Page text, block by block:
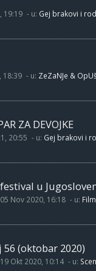
19:19 - u: Gej brakovi i
18:39 - u: ZeZaNJe &
ZA DEVOJKE
20:55 - u: Gej brakovi i
u
05 Nov 2020, 16:18 - u: Film
(oktobar 2020)
19 Okt 2020, 10:14 - u: